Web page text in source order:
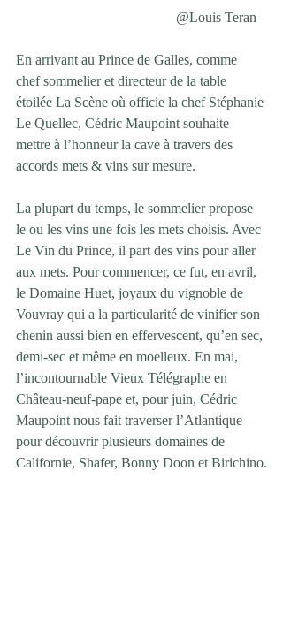
@Louis Teran
En arrivant au Prince de Galles, comme
chef sommelier et directeur de la table
étoilée La Scène où officie la chef Stéphanie
Le Quellec, Cédric Maupoint souhaite
mettre à l’honneur la cave à travers des
accords mets & vins sur mesure.
La plupart du temps, le sommelier propose
le ou les vins une fois les mets choisis. Avec
Le Vin du Prince, il part des vins pour aller
aux mets. Pour commencer, ce fut, en avril,
le Domaine Huet, joyaux du vignoble de
Vouvray qui a la particularité de vinifier son
chenin aussi bien en effervescent, qu’en sec,
demi-sec et même en moelleux. En mai,
l’incontournable Vieux Télégraphe en
Château-neuf-pape et, pour juin, Cédric
Maupoint nous fait traverser l’Atlantique
pour découvrir plusieurs domaines de
Californie, Shafer, Bonny Doon et Birichino.